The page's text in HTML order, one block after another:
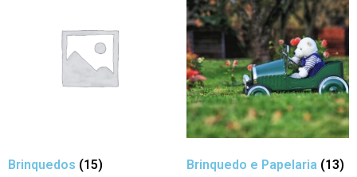
Brinquedos (15) Brinquedo e Papelaria (13)